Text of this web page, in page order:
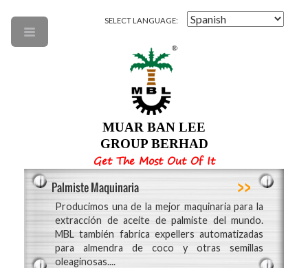
SELECT LANGUAGE:
MUAR BAN LEE
GROUP BERHAD
Get The Most Out Of It
Palmiste Maquinaria >>
Producimos una de la mejor maquinaria para la
extracción de aceite de palmiste del mundo.
MBL también fabrica expellers automatizadas
para almendra de coco y otras semillas
oleaginosas....